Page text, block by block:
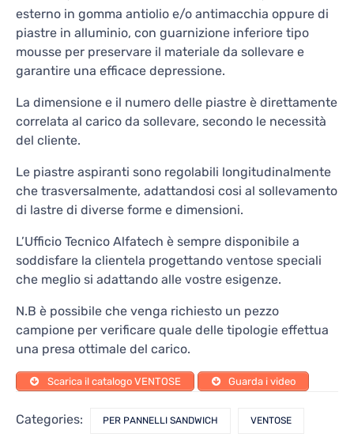
esterno in gomma antiolio e/o antimacchia oppure di
piastre in alluminio, con guarnizione inferiore tipo
mousse per preservare il materiale da sollevare e
garantire una efficace depressione.
La dimensione e il numero delle piastre è direttamente
correlata al carico da sollevare, secondo le necessità
del cliente.
Le piastre aspiranti sono regolabili longitudinalmente
che trasversalmente, adattandosi cosi al sollevamento
di lastre di diverse forme e dimensioni.
L’Ufficio Tecnico Alfatech è sempre disponibile a
soddisfare la clientela progettando ventose speciali
che meglio si adattando alle vostre esigenze.
N.B è possibile che venga richiesto un pezzo
campione per verificare quale delle tipologie effettua
una presa ottimale del carico.
Scarica il catalogo VENTOSE Guarda i video
Categories: PER PANNELLI SANDWICH VENTOSE